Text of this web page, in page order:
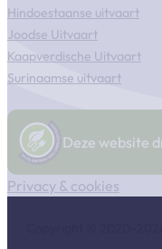
Hindoestaanse uitvaart
Joodse Uitvaart
Kaapverdische Uitvaart
Surinaamse uitvaart
Deze website
Privacy & cookies